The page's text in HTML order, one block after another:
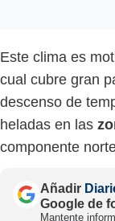
Este clima es
cual cubre gran
descenso de
heladas en las
componente
Añadir
Google de
Mantente